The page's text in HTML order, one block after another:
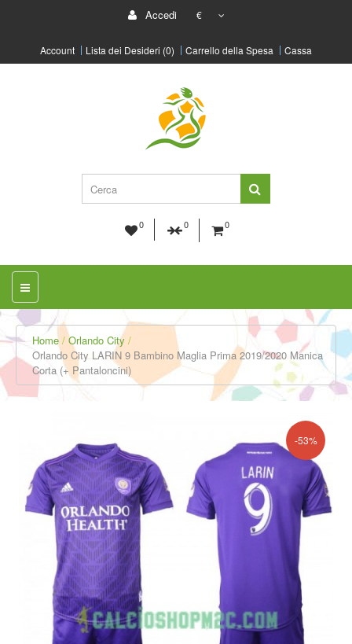
Accedi €
Account Lista dei Desideri (0) Carrello della Spesa Cassa
0 0 0
Home
Orlando City
Orlando City LARIN 9 Bambino Maglia Prima 2019/2020 Manica
Corta (+ Pantaloncini)
-53%